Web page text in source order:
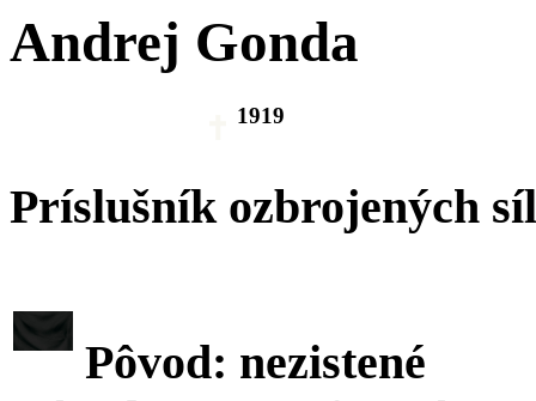
Andrej Gonda
1919
Príslušník ozbrojených síl
Pôvod: nezistené